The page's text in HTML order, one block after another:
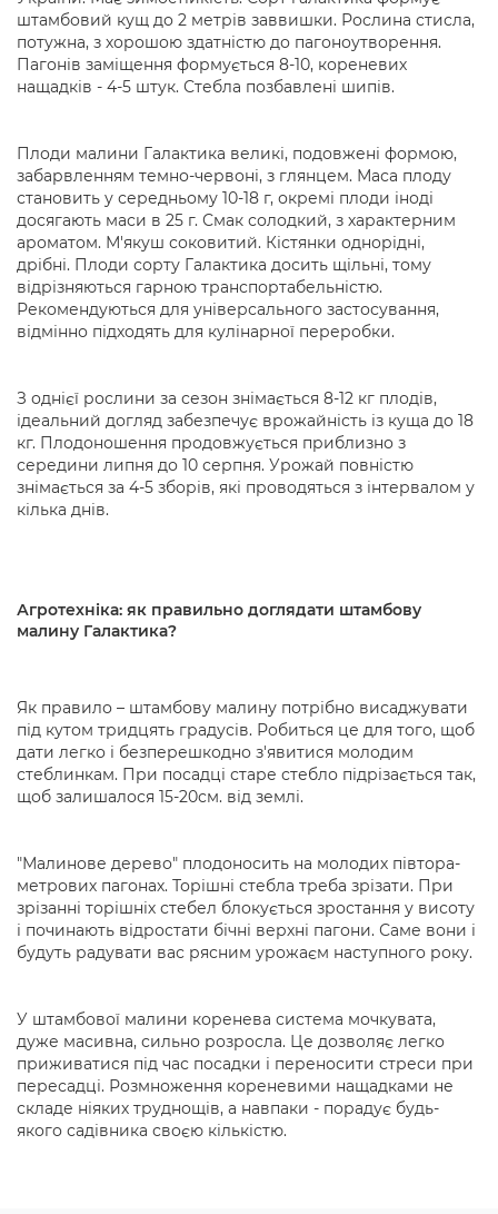
штамбовий кущ до 2 метрів заввишки. Рослина стисла,
потужна, з хорошою здатністю до пагоноутворення.
Пагонів заміщення формується 8-10, кореневих
нащадків - 4-5 штук. Стебла позбавлені шипів.
Плоди малини Галактика великі, подовжені формою,
забарвленням темно-червоні, з глянцем. Маса плоду
становить у середньому 10-18 г, окремі плоди іноді
досягають маси в 25 г. Смак солодкий, з характерним
ароматом. М'якуш соковитий. Кістянки однорідні,
дрібні. Плоди сорту Галактика досить щільні, тому
відрізняються гарною транспортабельністю.
Рекомендуються для універсального застосування,
відмінно підходять для кулінарної переробки.
З однієї рослини за сезон знімається 8-12 кг плодів,
ідеальний догляд забезпечує врожайність із куща до 18
кг. Плодоношення продовжується приблизно з
середини липня до 10 серпня. Урожай повністю
знімається за 4-5 зборів, які проводяться з інтервалом у
кілька днів.
Агротехніка: як правильно доглядати штамбову
малину Галактика?
Як правило – штамбову малину потрібно висаджувати
під кутом тридцять градусів. Робиться це для того, щоб
дати легко і безперешкодно з'явитися молодим
стеблинкам. При посадці старе стебло підрізається так,
щоб залишалося 15-20см. від землі.
"Малинове дерево" плодоносить на молодих півтора-
метрових пагонах. Торішні стебла треба зрізати. При
зрізанні торішніх стебел блокується зростання у висоту
і починають відростати бічні верхні пагони. Саме вони і
будуть радувати вас рясним урожаєм наступного року.
У штамбової малини коренева система мочкувата,
дуже масивна, сильно розросла. Це дозволяє легко
приживатися під час посадки і переносити стреси при
пересадці. Розмноження кореневими нащадками не
складе ніяких труднощів, а навпаки - порадує будь-
якого садівника своєю кількістю.